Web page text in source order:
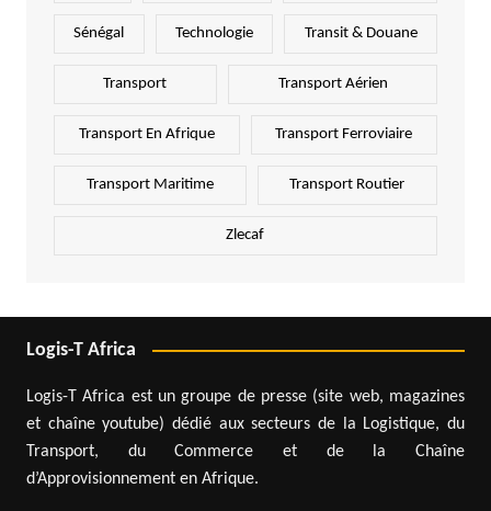
Sénégal Technologie Transit & Douane
Transport Transport Aérien
Transport En Afrique Transport Ferroviaire
Transport Maritime Transport Routier
Zlecaf
Logis-T Africa
Logis-T Africa est un groupe de presse (site web, magazines
et chaîne youtube) dédié aux secteurs de la Logistique, du
Transport, du Commerce et de la Chaîne
d’Approvisionnement en Afrique.